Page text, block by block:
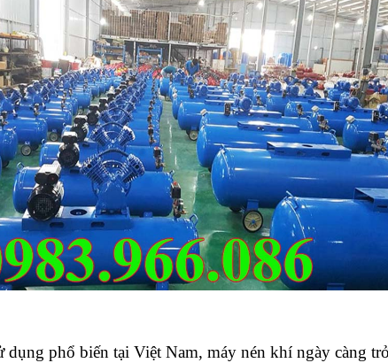
phổ biến tại Việt Nam, máy nén khí ngày càng